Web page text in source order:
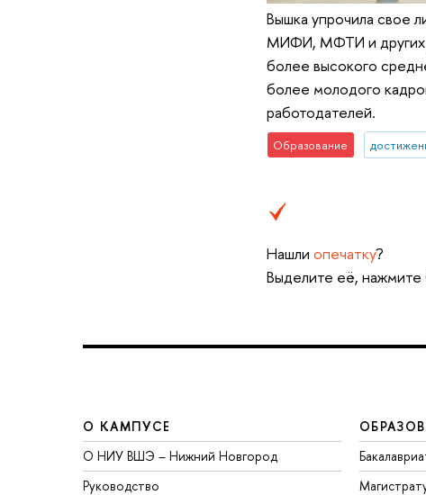
Вышка упрочила свое
МИФИ, МФТИ и других
более высокого
более молодого
работодателей.
Образование
Нашли опечатку?
Выделите её, нажмите
О КАМПУСЕ
О НИУ ВШЭ – Нижний Новгород
Руководство